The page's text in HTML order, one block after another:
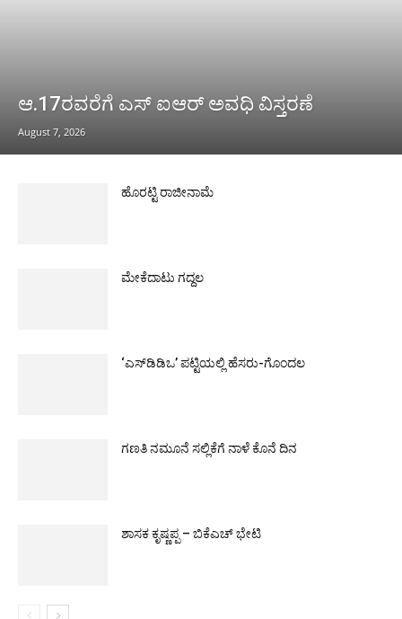
ಆ.17ರವರೆಗೆ ಎಸ್ ಐಆರ್ ಅವಧಿ ವಿಸ್ತರಣೆ
August 7, 2026
ಹೊರಟ್ಟಿ ರಾಜೀನಾಮೆ
ಮೇಕೆದಾಟು ಗದ್ದಲ
‘ಎಸ್‌ಡಿಡಿಒ’ ಪಟ್ಟಿಯಲ್ಲಿ ಹೆಸರು-ಗೊಂದಲ
ಗಣತಿ ನಮೂನೆ ಸಲ್ಲಿಕೆಗೆ ನಾಳೆ ಕೊನೆ ದಿನ
ಶಾಸಕ ಕೃಷ್ಣಪ್ಪ – ಬಿಕೆಎಚ್ ಭೇಟಿ